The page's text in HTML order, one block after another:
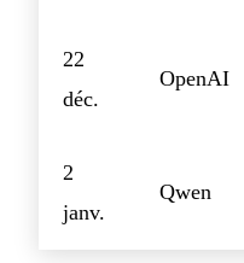
22
déc.
OpenAI
2
janv.
Qwen